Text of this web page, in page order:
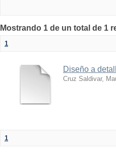
Mostrando 1 de un total de 1
1
Diseño a
Cruz Saldivar,
1